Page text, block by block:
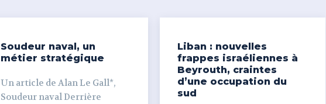
Soudeur naval, un
métier stratégique
Un article de Alan Le Gall*,
Soudeur naval Derrière
Liban : nouvelles
frappes israéliennes à
Beyrouth, craintes
d’une occupation du
sud